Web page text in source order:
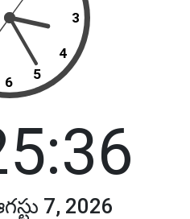
6 5
4
3
7, 2026